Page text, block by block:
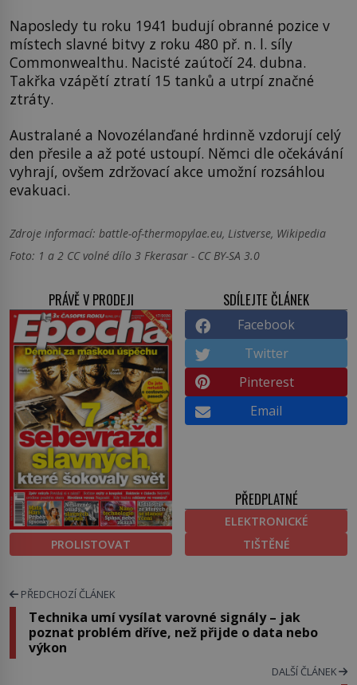
Naposledy tu roku 1941 budují obranné pozice v
místech slavné bitvy z roku 480 př. n. l. síly
Commonwealthu. Nacisté zaútočí 24. dubna.
Takřka vzápětí ztratí 15 tanků a utrpí značné
ztráty.
Australané a Novozélanďané hrdinně vzdorují celý
den přesile a až poté ustoupí. Němci dle očekávání
vyhrají, ovšem zdržovací akce umožní rozsáhlou
evakuaci.
Zdroje informací: battle-of-thermopylae.eu, Listverse, Wikipedia
Foto: 1 a 2 CC volné dílo 3 Fkerasar - CC BY-SA 3.0
PRÁVĚ V PRODEJI
PROLISTOVAT
SDÍLEJTE ČLÁNEK
Facebook
Twitter
Pinterest
Email
PŘEDPLATNÉ
ELEKTRONICKÉ
TIŠTĚNÉ
PŘEDCHOZÍ ČLÁNEK
Technika umí vysílat varovné signály – jak
poznat problém dříve, než přijde o data nebo
výkon
DALŠÍ ČLÁNEK